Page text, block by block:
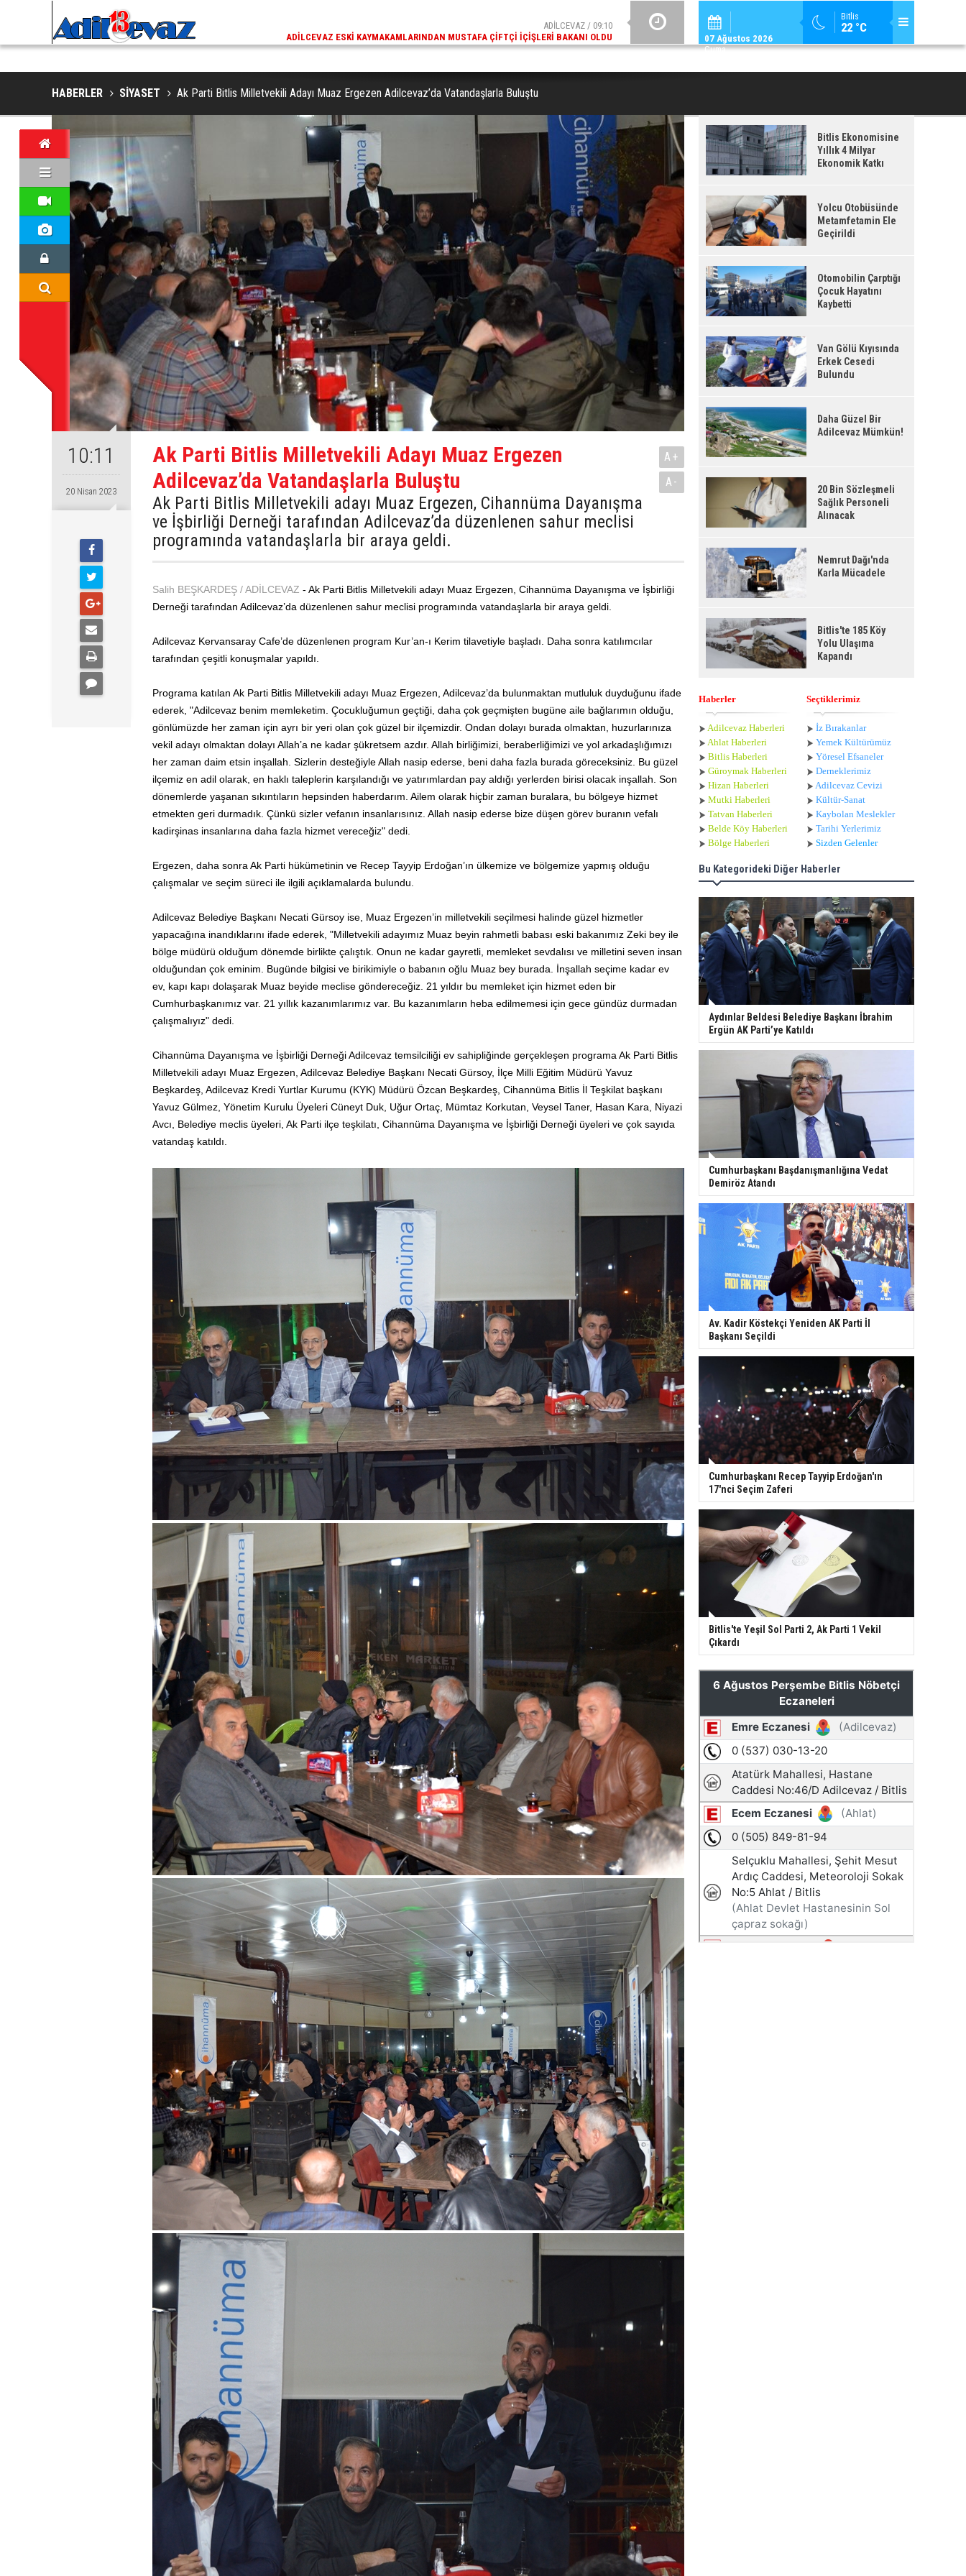
Bitlis
22 °C
07 Ağustos 2026
Cuma
NESLI TEHLIKE ALTINDAKI VAŞAK GÖRÜNTÜLENDI
ADILCEVAZ ESKI KAYMAKAMLARINDAN MUSTAFA ÇIFTÇI İÇIŞLERI BAKANI OLDU
ADİLCEVAZ /
ADILCEVAZ'DA KUDUZ VAKASI TESPIT EDILEN KÖY, KARANTINAYA
HABERLER SİYASET Ak Parti Bitlis Milletvekili Adayı Muaz Ergezen Adilcevaz’da Vatandaşlarla Buluştu
10:11
20 Nisan 2023
Ak Parti Bitlis Milletvekili Adayı Muaz Ergezen
Adilcevaz’da Vatandaşlarla Buluştu
Ak Parti Bitlis Milletvekili adayı Muaz Ergezen, Cihannüma Dayanışma
ve İşbirliği Derneği tarafından Adilcevaz’da düzenlenen sahur meclisi
programında vatandaşlarla bir araya geldi.
A+
A-
Salih BEŞKARDEŞ / ADİLCEVAZ - Ak Parti Bitlis Milletvekili adayı Muaz Ergezen, Cihannüma Dayanışma ve İşbirliği
Derneği tarafından Adilcevaz’da düzenlenen sahur meclisi programında vatandaşlarla bir araya geldi.
Adilcevaz Kervansaray Cafe’de düzenlenen program Kur’an-ı Kerim tilavetiyle başladı. Daha sonra katılımcılar
tarafından çeşitli konuşmalar yapıldı.
Programa katılan Ak Parti Bitlis Milletvekili adayı Muaz Ergezen, Adilcevaz’da bulunmaktan mutluluk duyduğunu ifade
ederek, "Adilcevaz benim memleketim. Çocukluğumun geçtiği, daha çok geçmişten bugüne aile bağlarımın olduğu,
gönlümüzde her zaman için ayrı bir yeri olan çok güzel bir ilçemizdir. Ondan dolayı burada olmaktan, huzurlarınıza
vekil adayı olmaktan dolayı Allah’a ne kadar şükretsem azdır. Allah birliğimizi, beraberliğimizi ve yol arkadaşlığımızı
her zaman daim etsin inşallah. Sizlerin desteğiyle Allah nasip ederse, beni daha fazla burada göreceksiniz. Bu güzel
ilçemiz en adil olarak, en haklı taleplerin karşılandığı ve yatırımlardan pay aldığı yerlerden birisi olacak inşallah. Son
dönemlerde yaşanan sıkıntıların hepsinden haberdarım. Ailem olarak hiçbir zaman buralara, bu bölgeye hizmet
etmekten geri durmadık. Çünkü sizler vefanın insanlarısınız. Allah nasip ederse bize düşen görev buranın vefalı
kadirşinas insanlarına daha fazla hizmet vereceğiz" dedi.
Ergezen, daha sonra Ak Parti hükümetinin ve Recep Tayyip Erdoğan’ın ülkemize ve bölgemize yapmış olduğu
çalışmalar ve seçim süreci ile ilgili açıklamalarda bulundu.
Adilcevaz Belediye Başkanı Necati Gürsoy ise, Muaz Ergezen’in milletvekili seçilmesi halinde güzel hizmetler
yapacağına inandıklarını ifade ederek, "Milletvekili adayımız Muaz beyin rahmetli babası eski bakanımız Zeki bey ile
bölge müdürü olduğum dönemde birlikte çalıştık. Onun ne kadar gayretli, memleket sevdalısı ve milletini seven insan
olduğundan çok eminim. Bugünde bilgisi ve birikimiyle o babanın oğlu Muaz bey burada. İnşallah seçime kadar ev
ev, kapı kapı dolaşarak Muaz beyide meclise göndereceğiz. 21 yıldır bu memleket için hizmet eden bir
Cumhurbaşkanımız var. 21 yıllık kazanımlarımız var. Bu kazanımların heba edilmemesi için gece gündüz durmadan
çalışmalıyız" dedi.
Cihannüma Dayanışma ve İşbirliği Derneği Adilcevaz temsilciliği ev sahipliğinde gerçekleşen programa Ak Parti Bitlis
Milletvekili adayı Muaz Ergezen, Adilcevaz Belediye Başkanı Necati Gürsoy, İlçe Milli Eğitim Müdürü Yavuz
Beşkardeş, Adilcevaz Kredi Yurtlar Kurumu (KYK) Müdürü Özcan Beşkardeş, Cihannüma Bitlis İl Teşkilat başkanı
Yavuz Gülmez, Yönetim Kurulu Üyeleri Cüneyt Duk, Uğur Ortaç, Mümtaz Korkutan, Veysel Taner, Hasan Kara, Niyazi
Avcı, Belediye meclis üyeleri, Ak Parti ilçe teşkilatı, Cihannüma Dayanışma ve İşbirliği Derneği üyeleri ve çok sayıda
vatandaş katıldı.
Bitlis Ekonomisine
Yıllık 4 Milyar
Ekonomik Katkı
Yolcu Otobüsünde
Metamfetamin Ele
Geçirildi
Otomobilin Çarptığı
Çocuk Hayatını
Kaybetti
Van Gölü Kıyısında
Erkek Cesedi
Bulundu
Daha Güzel Bir
Adilcevaz Mümkün!
20 Bin Sözleşmeli
Sağlık Personeli
Alınacak
Nemrut Dağı'nda
Karla Mücadele
Bitlis'te 185 Köy
Yolu Ulaşıma
Kapandı
Haberler
Adilcevaz Haberleri
Ahlat Haberleri
Bitlis Haberleri
Güroymak Haberleri
Hizan Haberleri
Mutki Haberleri
Tatvan Haberleri
Belde Köy Haberleri
Bölge Haberleri
Seçtiklerimiz
İz Bırakanlar
Yemek Kültürümüz
Yöresel Efsaneler
Derneklerimiz
Adilcevaz Cevizi
Kültür-Sanat
Kaybolan Meslekler
Tarihi Yerlerimiz
Sizden Gelenler
Bu Kategorideki Diğer Haberler
Aydınlar Beldesi Belediye Başkanı İbrahim
Ergün AK Parti’ye Katıldı
Cumhurbaşkanı Başdanışmanlığına Vedat
Demiröz Atandı
Av. Kadir Köstekçi Yeniden AK Parti İl
Başkanı Seçildi
Cumhurbaşkanı Recep Tayyip Erdoğan'ın
17'nci Seçim Zaferi
Bitlis'te Yeşil Sol Parti 2, Ak Parti 1 Vekil
Çıkardı